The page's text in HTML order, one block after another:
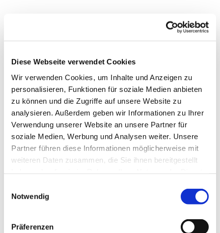
Diese Webseite verwendet Cookies
Wir verwenden Cookies, um Inhalte und Anzeigen zu
personalisieren, Funktionen für soziale Medien anbieten
zu können und die Zugriffe auf unsere Website zu
analysieren. Außerdem geben wir Informationen zu Ihrer
Verwendung unserer Website an unsere Partner für
soziale Medien, Werbung und Analysen weiter. Unsere
Partner führen diese Informationen möglicherweise mit
weiteren Daten zusammen, die Sie ihnen bereitgestellt
Notwendig
Präferenzen
Dies könnte Sie auch
interessieren